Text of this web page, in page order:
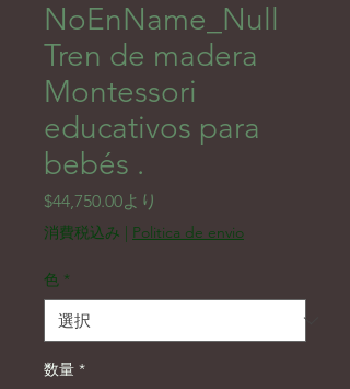
NoEnName_Null
Tren de madera
Montessori
educativos para
bebés .
$44,750.00より
消費税込み | Politica de envio
色 *
数量 *